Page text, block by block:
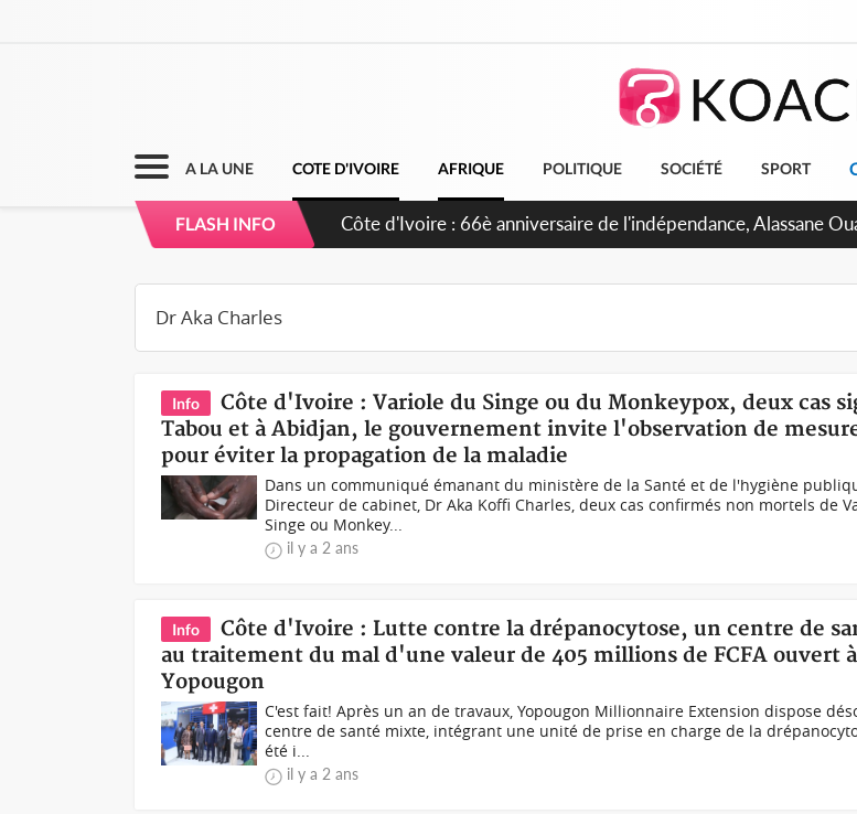
A LA UNE COTE D'IVOIRE AFRIQUE POLITIQUE SOCIÉTÉ SPORT
FLASH INFO
Côte d'Ivoire : 66è anniversaire de l'indépendance, Alassane
Info
Côte d'Ivoire : Variole du Singe ou du Monkeypox, deux cas
Tabou et à Abidjan, le gouvernement invite l'observation de
pour éviter la propagation de la maladie
Dans un communiqué émanant du ministère de la Santé et de l'hygiène
Directeur de cabinet, Dr Aka Koffi Charles, deux cas confirmés non mortels de
Singe ou Monkey...
il y a 2 ans
Info
Côte d'Ivoire : Lutte contre la drépanocytose, un centre de
au traitement du mal d'une valeur de 405 millions de FCFA ouvert à
Yopougon
C'est fait! Après un an de travaux, Yopougon Millionnaire Extension dispose
centre de santé mixte, intégrant une unité de prise en charge de la
été i...
il y a 2 ans